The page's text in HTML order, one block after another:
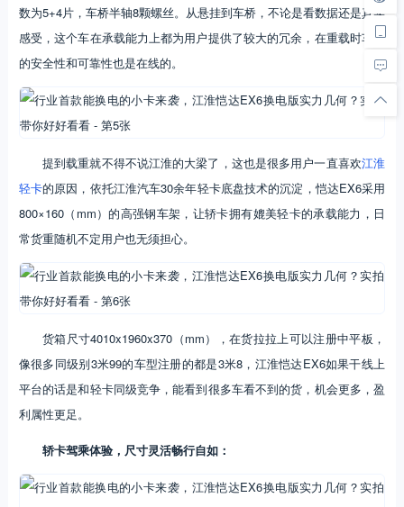
数为5+4片，车桥半轴8颗螺丝。从悬挂到车桥，不论是看数据还是真实
感受，这个车在承载能力上都为用户提供了较大的冗余，在重载时车辆
的安全性和可靠性也是在线的。
提到载重就不得不说江淮的大梁了，这也是很多用户一直喜欢江淮
轻卡的原因，依托江淮汽车30余年轻卡底盘技术的沉淀，恺达EX6采用
800×160（mm）的高强钢车架，让轿卡拥有媲美轻卡的承载能力，日
常货重随机不定用户也无须担心。
货箱尺寸4010x1960x370（mm），在货拉拉上可以注册中平板，
像很多同级别3米99的车型注册的都是3米8，江淮恺达EX6如果干线上
平台的话是和轻卡同级竞争，能看到很多车看不到的货，机会更多，盈
利属性更足。
轿卡驾乘体验，尺寸灵活畅行自如：